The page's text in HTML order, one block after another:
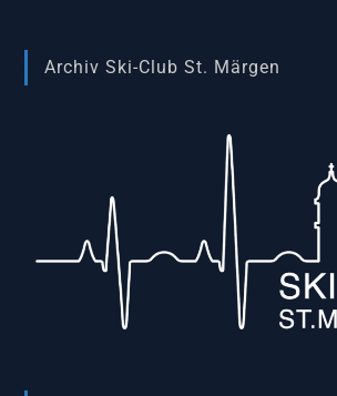
Archiv Ski-Club St. Märgen